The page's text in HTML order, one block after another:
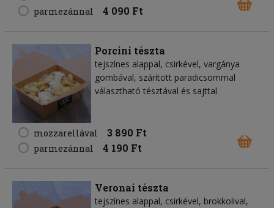
parmezánnal 4 090 Ft
Porcini tészta
tejszínes alappal, csirkével, vargánya
gombával, szárított paradicsommal
választható tésztával és sajttal
mozzarellával 3 890 Ft
parmezánnal 4 190 Ft
Veronai tészta
tejszínes alappal, csirkével, brokkolival,